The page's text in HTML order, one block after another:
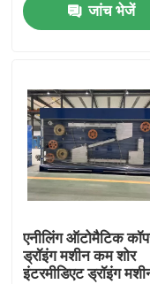
उत्पाद
वीडियो
हमारे बारे में
जांच भेजें
एनीलिंग ऑटोमैटिक
ड्रॉइंग मशीन कम शोर
इंटरमीडिएट ड्रॉइंग